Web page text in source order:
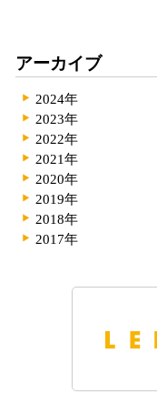
アーカイブ
2024年
2023年
2022年
2021年
2020年
2019年
2018年
2017年